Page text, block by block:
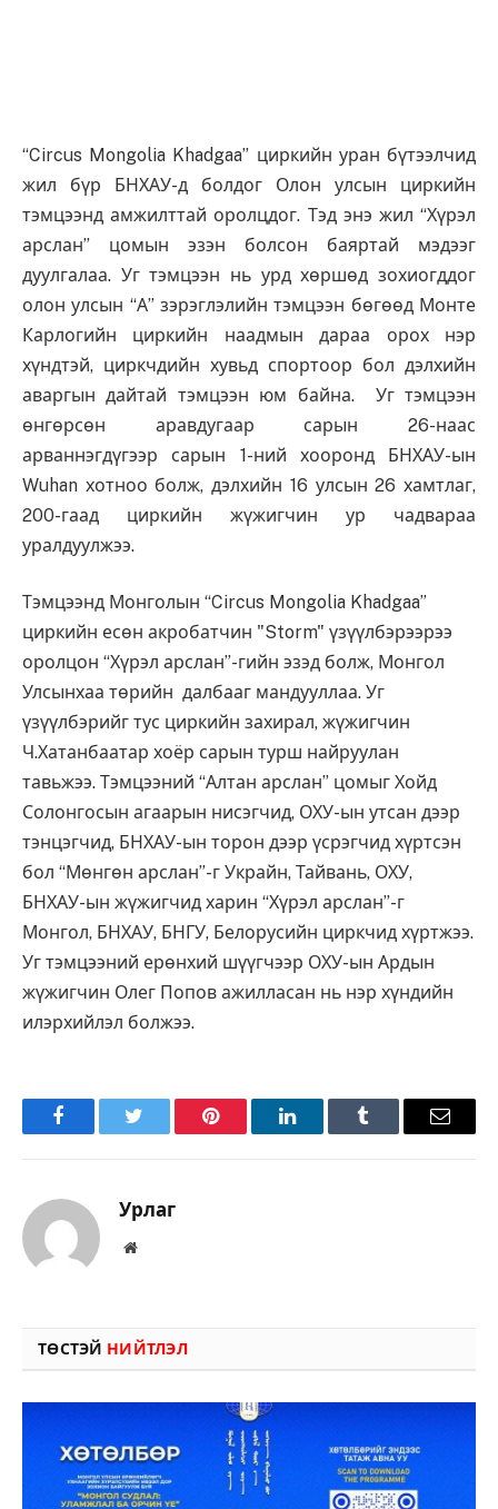
“Circus Mongolia Khadgaa” циркийн уран бүтээлчид
жил бүр БНХАУ-д болдог Олон улсын циркийн
тэмцээнд амжилттай оролцдог. Тэд энэ жил “Хүрэл
арслан” цомын эзэн болсон баяртай мэдээг
дуулгалаа. Уг тэмцээн нь урд хөршөд зохиогддог
олон улсын “А” зэрэглэлийн тэмцээн бөгөөд Монте
Карлогийн циркийн наадмын дараа орох нэр
хүндтэй, циркчдийн хувьд спортоор бол дэлхийн
аваргын дайтай тэмцээн юм байна. Уг тэмцээн
өнгөрсөн аравдугаар сарын 26-наас
арваннэгдүгээр сарын 1-ний хооронд БНХАУ-ын
Wuhan хотноо болж, дэлхийн 16 улсын 26 хамтлаг,
200-гаад циркийн жүжигчин ур чадвараа
уралдуулжээ.
Тэмцээнд Монголын “Circus Mongolia Khadgaa”
циркийн есөн акробатчин "Storm" үзүүлбэрээрээ
оролцон “Хүрэл арслан”-гийн эзэд болж, Монгол
Улсынхаа төрийн далбааг мандууллаа. Уг
үзүүлбэрийг тус циркийн захирал, жүжигчин
Ч.Хатанбаатар хоёр сарын турш найруулан
тавьжээ. Тэмцээний “Алтан арслан” цомыг Хойд
Солонгосын агаарын нисэгчид, ОХУ-ын утсан дээр
тэнцэгчид, БНХАУ-ын торон дээр үсрэгчид хүртсэн
бол “Мөнгөн арслан”-г Украйн, Тайвань, ОХУ,
БНХАУ-ын жүжигчид харин “Хүрэл арслан”-г
Монгол, БНХАУ, БНГУ, Белорусийн циркчид хүртжээ.
Уг тэмцээний ерөнхий шүүгчээр ОХУ-ын Ардын
жүжигчин Олег Попов ажилласан нь нэр хүндийн
илэрхийлэл болжээ.
FacebookTwitter Pinterest LinkedInTumblr Имэйл
Урлаг
Вэбсайт
ТӨСТЭЙ НИЙТЛЭЛ